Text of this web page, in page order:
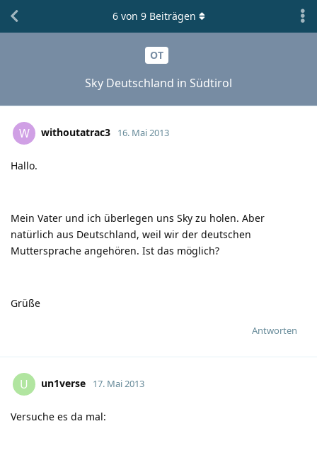
OT
Sky Deutschland in Südtirol
6von 9Beiträgen
W withoutatrac3 16. Mai 2013
Hallo.
Mein Vater und ich überlegen uns Sky zu holen. Aber
natürlich aus Deutschland, weil wir der deutschen
Muttersprache angehören. Ist das möglich?
Grüße
Antworten
U un1verse 17. Mai 2013
Versuche es da mal: